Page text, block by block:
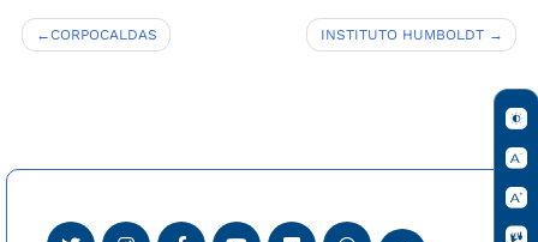
Navegación
CORPOCALDAS INSTITUTO HUMBOLDT